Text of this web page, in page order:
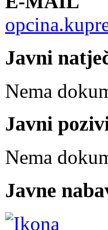
Javni
Nema
Javni
Nema
Javne